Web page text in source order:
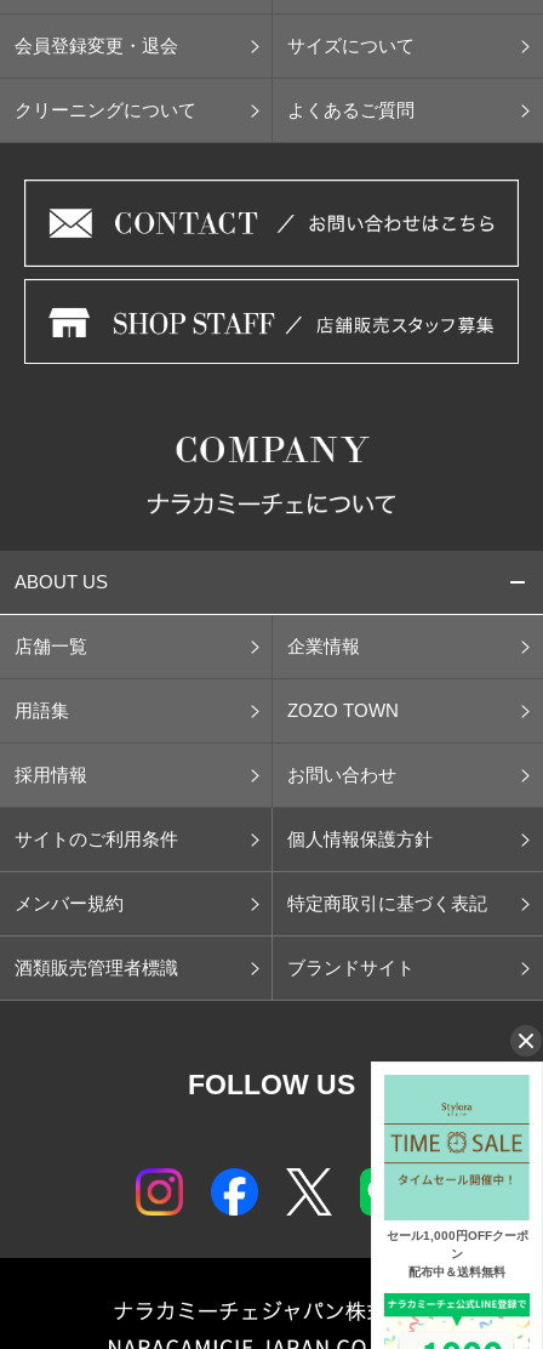
会員登録変更・退会 サイズについて
クリーニングについて よくあるご質問
ABOUT US
店舗一覧 企業情報
用語集 ZOZO TOWN
採用情報 お問い合わせ
サイトのご利用条件 個人情報保護方針
メンバー規約 特定商取引に基づく表記
酒類販売管理者標識 ブランドサイト
FOLLOW US
セール1,000円OFFクーポ
ン
配布中＆送料無料